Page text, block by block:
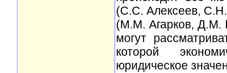
(С.С. Алексеев,
(М.М. Агарков, Д.М.
могут
которой
юридическое